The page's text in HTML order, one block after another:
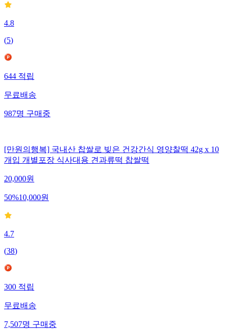
4.8
(5)
644적립
무료배송
987명구매중
[만원의행복] 국내산 찹쌀로 빚은 건강간식 영양찰떡 42g x 10
개입 개별포장 식사대용 견과류떡 찹쌀떡
20,000원
50%10,000원
4.7
(38)
300적립
무료배송
7,507명구매중